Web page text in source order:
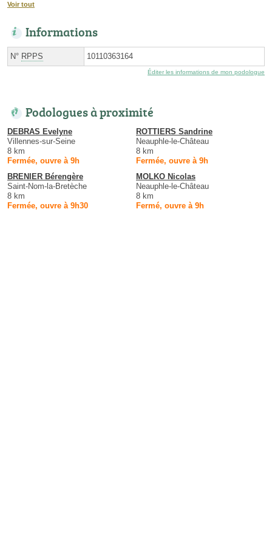
Voir tout
Informations
N° RPPS 10110363164
Éditer les informations de mon podologue
Podologues à proximité
DEBRAS Evelyne
Villennes-sur-Seine
8 km
Fermée, ouvre à 9h
ROTTIERS Sandrine
Neauphle-le-Château
8 km
Fermée, ouvre à 9h
BRENIER Bérengère
Saint-Nom-la-Bretèche
8 km
Fermée, ouvre à 9h30
MOLKO Nicolas
Neauphle-le-Château
8 km
Fermé, ouvre à 9h